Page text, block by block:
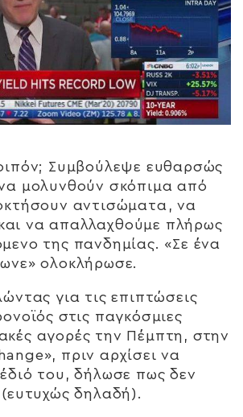
Συμβούλεψε ευθαρσώς
μολυνθούν σκόπιμα από
αντισώματα, να
να απαλλαχθούμε πλήρως
της πανδημίας. «Σε ένα
ολοκλήρωσε.
για τις επιπτώσεις
στις παγκόσμιες
αγορές την Πέμπτη, στην
πριν αρχίσει να
του, δήλωσε πως δεν
(ευτυχώς δηλαδή).